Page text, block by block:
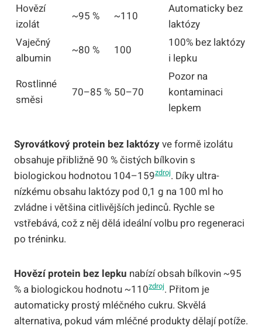
Hovězí
izolát
~95 % ~110
Automaticky bez
laktózy
Vaječný
albumin
~80 % 100
100% bez laktózy
i lepku
Rostlinné
směsi
70–85 % 50–70
Pozor na
kontaminaci
lepkem
Syrovátkový protein bez laktózyve formě izolátu
obsahuje přibližně 90 % čistých bílkovin s
biologickou hodnotou 104–159zdroj. Díky ultra-
nízkému obsahu laktózy pod 0,1 g na 100 ml ho
zvládne i většina citlivějších jedinců. Rychle se
vstřebává, což z něj dělá ideální volbu pro regeneraci
po tréninku.
Hovězí protein bez lepku nabízí obsah bílkovin ~95
% a biologickou hodnotu ~110zdroj. Přitom je
automaticky prostý mléčného cukru. Skvělá
alternativa, pokud vám mléčné produkty dělají potíže.